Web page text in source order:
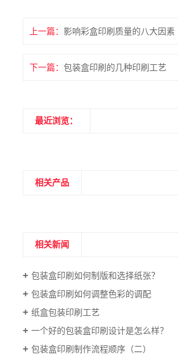
上一篇： 影响彩盒印刷质量的八大因素
下一篇： 包装盒印刷的几种印刷工艺
最近浏览：
相关产品
相关新闻
包装盒印刷如何制版和选择纸张？
包装盒印刷如何调整色彩的调配
纸盒包装印刷工艺
一个好的包装盒印刷设计是怎么样？
包装盒印刷制作流程顺序（二）